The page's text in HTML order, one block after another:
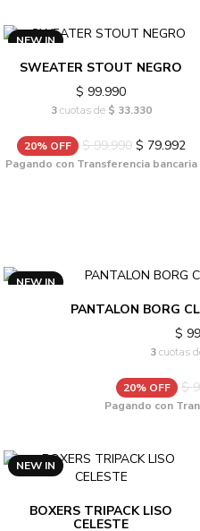
NEW IN
SWEATER STOUT NEGRO
$ 99.990
3cuotas de $ 33.330
20% OFF $ 99.990$ 79.992
Pagando con Transferencia bancaria
NEW IN
PANTALON BORG
$
3cuotas
20% OFF $
Pagando con
NEW IN
BOXERS TRIPACK LISO
CELESTE